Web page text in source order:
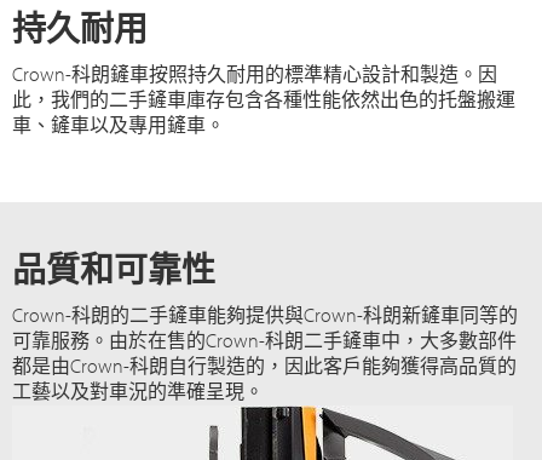
持久耐用
Crown-科朗鏟車按照持久耐用的標準精心設計和製造。因
此，我們的二手鏟車庫存包含各種性能依然出色的托盤搬運
車、鏟車以及專用鏟車。
品質和可靠性
Crown-科朗的二手鏟車能夠提供與Crown-科朗新鏟車同等的
可靠服務。由於在售的Crown-科朗二手鏟車中，大多數部件
都是由Crown-科朗自行製造的，因此客戶能夠獲得高品質的
工藝以及對車況的準確呈現。